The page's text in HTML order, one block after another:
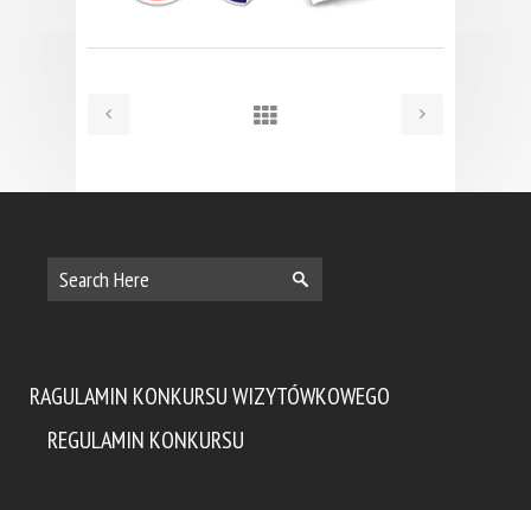
RAGULAMIN KONKURSU WIZYTÓWKOWEGO
REGULAMIN KONKURSU